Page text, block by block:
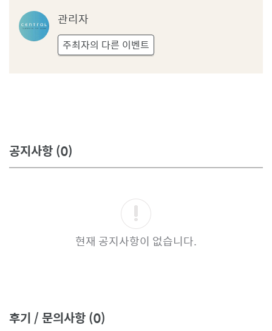
관
리
자
관리자
주최자의 다른 이벤트
공지사항(0)
현재 공지사항이 없습니다.
후기 / 문의사항(0)